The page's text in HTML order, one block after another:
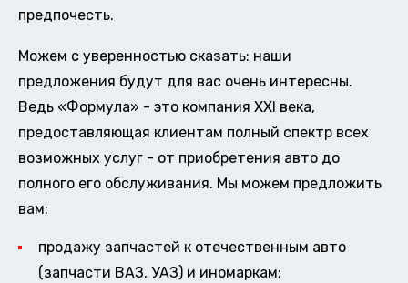
предпочесть.
Можем с уверенностью сказать: наши
предложения будут для вас очень интересны.
Ведь «Формула» - это компания XXI века,
предоставляющая клиентам полный спектр всех
возможных услуг - от приобретения авто до
полного его обслуживания. Мы можем предложить
вам:
продажу запчастей к отечественным авто
(запчасти ВАЗ, УАЗ) и иномаркам;